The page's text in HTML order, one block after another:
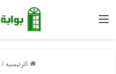
القائمة
الرئيسية /